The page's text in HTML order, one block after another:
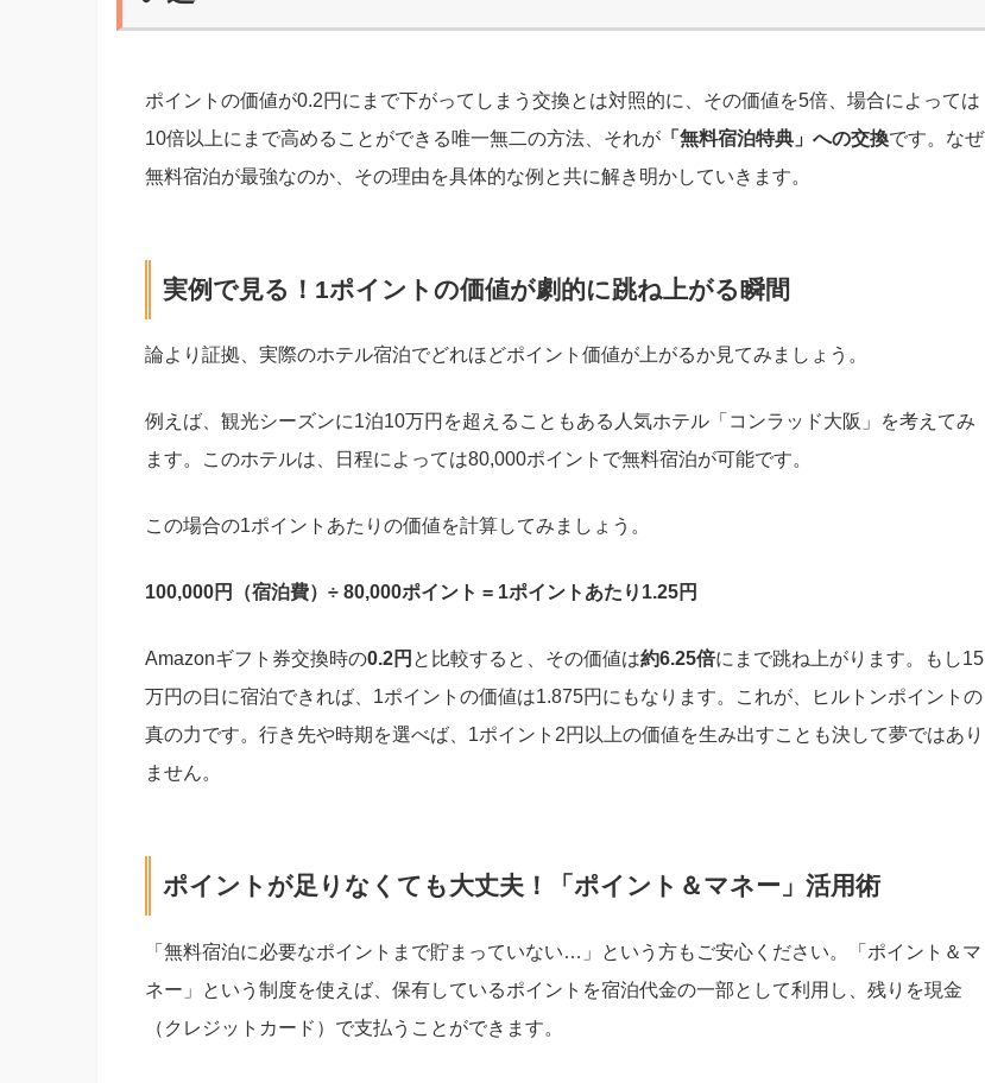
ポイントの価値が0.2円にまで下がってしまう交換とは対照的に、その価値を5倍、場合によっては
10倍以上にまで高めることができる唯一無二の方法、それが 「無料宿泊特典」への交換です。なぜ
無料宿泊が最強なのか、その理由を具体的な例と共に解き明かしていきます。
実例で見る！1ポイントの価値が劇的に跳ね上がる瞬間
論より証拠、実際のホテル宿泊でどれほどポイント価値が上がるか見てみましょう。
例えば、観光シーズンに1泊10万円を超えることもある人気ホテル「コンラッド大阪」を考えてみ
ます。このホテルは、日程によっては80,000ポイントで無料宿泊が可能です。
この場合の1ポイントあたりの価値を計算してみましょう。
100,000円（宿泊費）÷ 80,000ポイント = 1ポイントあたり1.25円
Amazonギフト券交換時の0.2円 と比較すると、その価値は約6.25倍にまで跳ね上がります。もし15
万円の日に宿泊できれば、1ポイントの価値は1.875円にもなります。これが、ヒルトンポイントの
真の力です。行き先や時期を選べば、1ポイント2円以上の価値を生み出すことも決して夢ではあり
ません。
ポイントが足りなくても大丈夫！「ポイント＆マネー」活用術
「無料宿泊に必要なポイントまで貯まっていない…」という方もご安心ください。「ポイント＆マ
ネー」という制度を使えば、保有しているポイントを宿泊代金の一部として利用し、残りを現金
（クレジットカード）で支払うことができます。